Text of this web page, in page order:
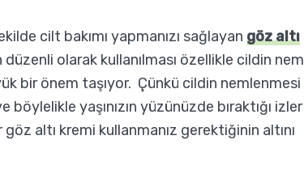
cilt bakımı yapmanızı sağlayan göz altı
olarak kullanılması özellikle cildin nem
bir önem taşıyor. Çünkü cildin nemlenmesi
böylelikle yaşınızın yüzünüzde bıraktığı izler
altı kremi kullanmanız gerektiğinin altını